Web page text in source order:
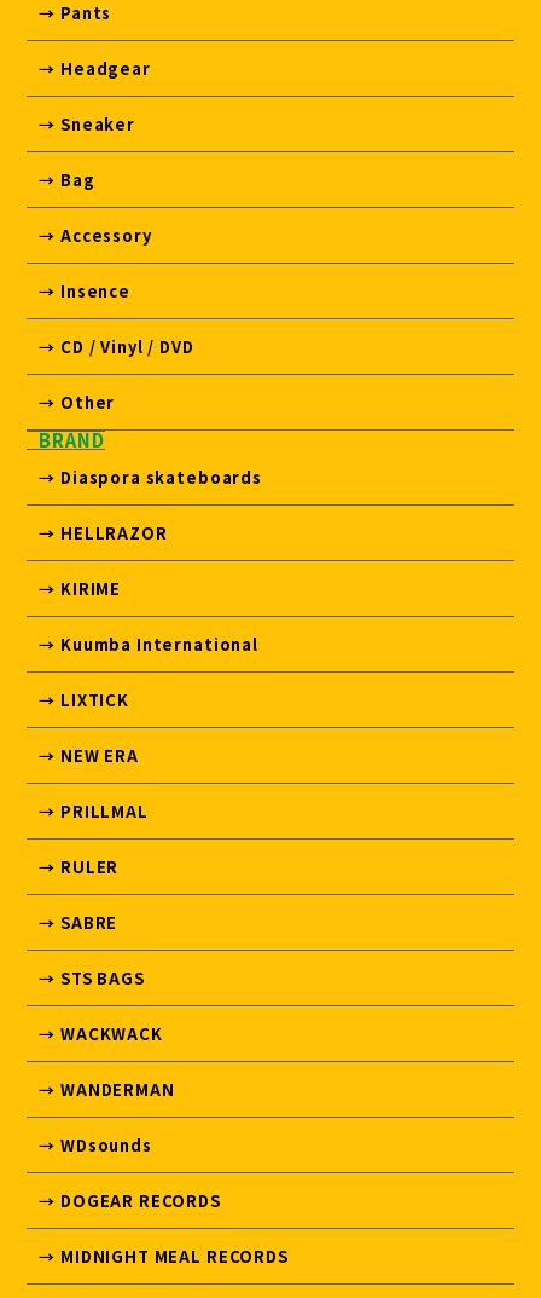
→ Pants
→ Headgear
→ Sneaker
→ Bag
→ Accessory
→ Insence
→ CD / Vinyl / DVD
→ Other
BRAND
→ Diaspora skateboards
→ HELLRAZOR
→ KIRIME
→ Kuumba International
→ LIXTICK
→ NEW ERA
→ PRILLMAL
→ RULER
→ SABRE
→ STS BAGS
→ WACKWACK
→ WANDERMAN
→ WDsounds
→ DOGEAR RECORDS
→ MIDNIGHT MEAL RECORDS